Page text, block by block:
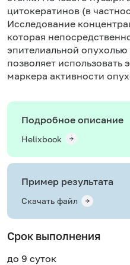
цитокератинов (в
Исследование
которая
эпителиальной
позволяет использовать
маркера активности
Подробное описание
Helixbook
Пример результата
Скачать файл
Срок выполнения
до 9 суток